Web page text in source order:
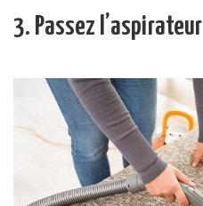
3. Passez